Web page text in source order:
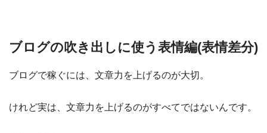
ブログの吹き出しに使う表情編(表情差分)
ブログで稼ぐには、文章力を上げるのが大切。
けれど実は、文章力を上げるのがすべてではないんです。